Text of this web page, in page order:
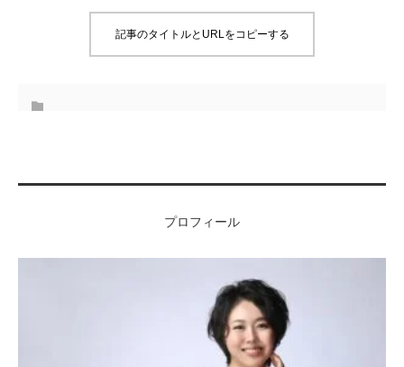
記事のタイトルとURLをコピーする
プロフィール